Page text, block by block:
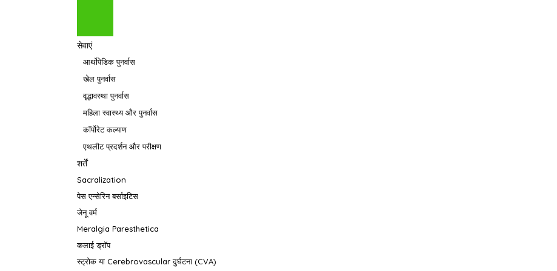
सेवाएं
आर्थोपेडिक पुनर्वास
खेल पुनर्वास
वृद्धावस्था पुनर्वास
महिला स्वास्थ्य और पुनर्वास
कॉर्पोरेट कल्याण
एथलीट प्रदर्शन और परीक्षण
शर्तें
Sacralization
पेस एन्सेरिन बर्साइटिस
जेनू वर्म
Meralgia Paresthetica
कलाई ड्रॉप
स्ट्रोक या Cerebrovascular दुर्घटना (CVA)